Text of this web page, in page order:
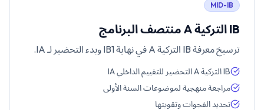
MID-IB
IB التركية A منتصف البرنامج
ترسيخ معرفة IB التركية A في نهاية IB1 وبدء التحضير لـ IA.
IB التركية A التحضير للتقييم الداخلي IA
مراجعة منهجية لموضوعات السنة الأولى
تحديد الفجوات وتقويتها